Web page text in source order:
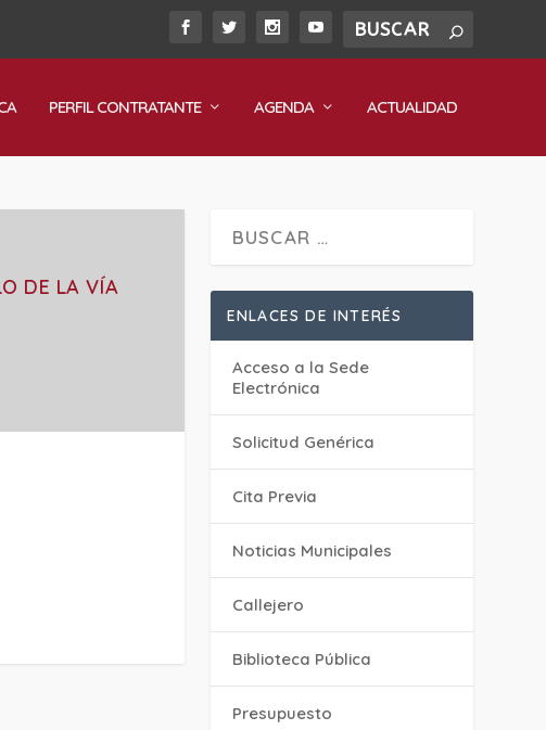
PERFIL CONTRATANTE AGENDA ACTUALIDAD
DE LA VÍA
ENLACES DE INTERÉS
Acceso a la Sede
Electrónica
Solicitud Genérica
Cita Previa
‎Noticias Municipales
Callejero
Biblioteca Pública
Presupuesto